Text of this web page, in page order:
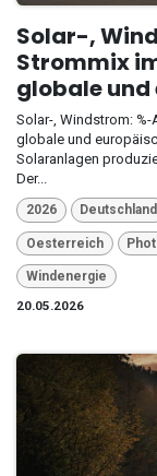
Solar-,
Strommix
globale und
Solar-, Windstrom:
globale und
Solaranlagen
Der...
2026 Deutschland
Oesterreich
Windenergie
20.05.2026